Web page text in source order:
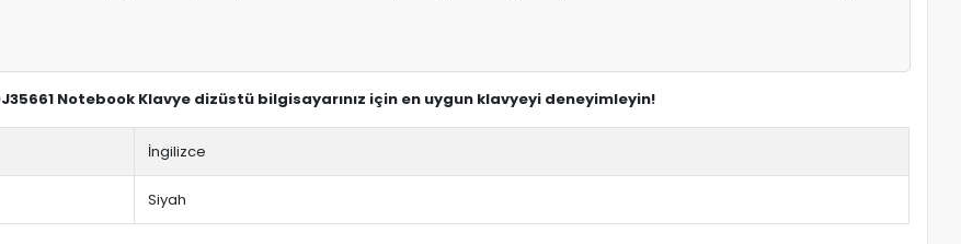
Notebook Klavye dizüstü bilgisayarınız için en uygun klavyeyi deneyimleyin!
İngilizce
Siyah